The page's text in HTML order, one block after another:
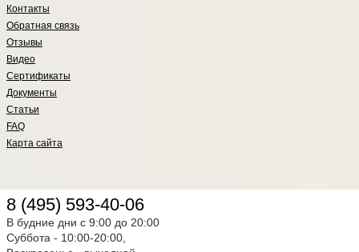
Контакты
Обратная связь
Отзывы
Видео
Сертификаты
Документы
Статьи
FAQ
Карта сайта
8 (495) 593-40-06
В будние дни с 9:00 до 20:00
Суббота - 10:00-20:00,